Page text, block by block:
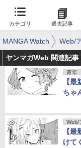
カテゴリ 過去記事
MANGA Watch Web/
ヤンマガWeb 関連記事
青年
【
ちゃ
Web/
【
けて